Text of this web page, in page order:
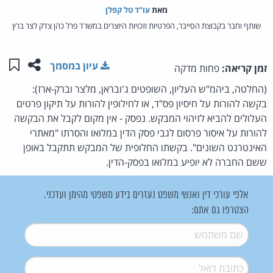
מאת‏עו"ד טל קפלן
שותף וחבר בקבוצת הסייבר, הפרטיות וזכויות היוצרים במשרד פרל כהן צדק לצר ברץ
זמן קריאה: פחות מדקה שתפו
עיון במסמך
(החלטה, ביהמ"ש העליון, השופטים ג'ובראן, מלצר וברק-ארז):
בקשה להורות על חיסיון פס"ד, או לחילופין להורות על תיקון פרטים
העלולים להביא לזיהוי המבקש. נפסק - אין מקום לקבל את הבקשה
להורות על איסור פרסום לגבי פסק הדין במלואו והסרתו "מאתרי
האינטרנט השונים". בקשתו החלופית של המבקש תתקבל באופן
ששם החברה לא יופיע במלואו בפסק-הדין.
אלפי עורכי דין ואנשי משפט נעזרים בידע משפטי מהימן ועדכני.
הצטרפו גם אתם:
שם משתמש*
דואל*